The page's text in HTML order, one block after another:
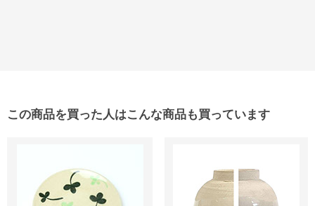
この商品を買った人はこんな商品も買っています